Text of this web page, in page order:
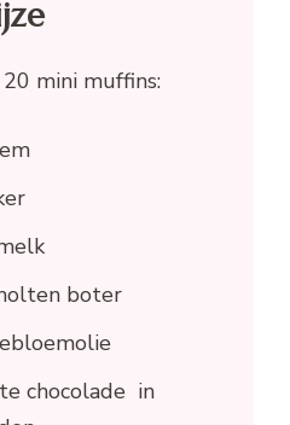
mini muffins:
boter
chocolade in